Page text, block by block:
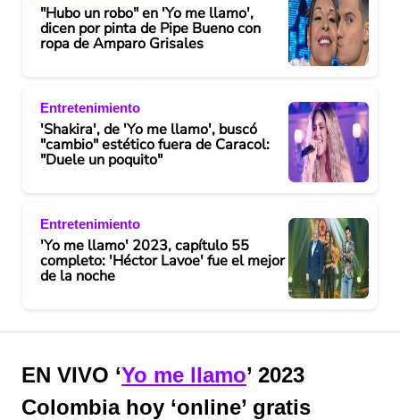
"Hubo un robo" en 'Yo me llamo',
dicen por pinta de Pipe Bueno con
ropa de Amparo Grisales
Entretenimiento
'Shakira', de 'Yo me llamo', buscó
"cambio" estético fuera de Caracol:
"Duele un poquito"
Entretenimiento
'Yo me llamo' 2023, capítulo 55
completo: 'Héctor Lavoe' fue el mejor
de la noche
EN VIVO ‘Yo me llamo’ 2023
Colombia hoy ‘online’ gratis